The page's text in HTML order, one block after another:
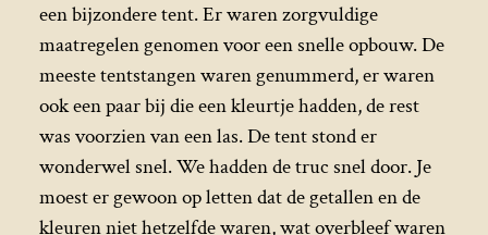
een bijzondere tent. Er waren zorgvuldige
maatregelen genomen voor een snelle opbouw. De
meeste tentstangen waren genummerd, er waren
ook een paar bij die een kleurtje hadden, de rest
was voorzien van een las. De tent stond er
wonderwel snel. We hadden de truc snel door. Je
moest er gewoon op letten dat de getallen en de
kleuren niet hetzelfde waren, wat overbleef waren